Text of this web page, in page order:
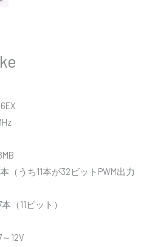
（うち11本が32ビットPWM出力
（11ビット）
12V